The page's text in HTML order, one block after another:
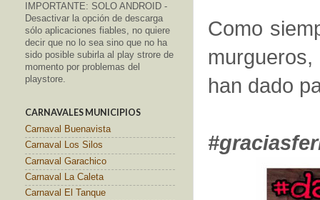
Como
han dado
IMPORTANTE: SOLO ANDROID -
Desactivar la opción de descarga
sólo aplicaciones fiables, no quiere
decir que no lo sea sino que no ha
sido posible subirla al play strore de
momento por problemas del
playstore.
CARNAVALES MUNICIPIOS
Carnaval Buenavista
Carnaval Los Silos
Carnaval Garachico
Carnaval La Caleta
Carnaval El Tanque